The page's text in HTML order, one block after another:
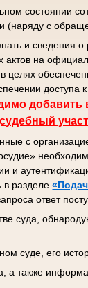
состоянии
(наряду с
и сведения о
актов на
доступа
с
и
в разделе
ответ
суда,
суде, его
а также